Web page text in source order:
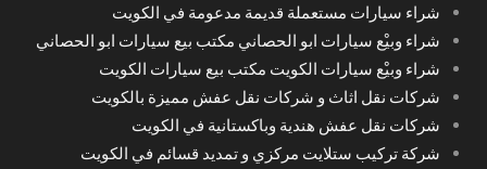
شراء سيارات مستعملة قديمة مدعومة في الكويت
شراء وبيْع سيارات ابو الحصاني مكتب بيع سيارات ابو الحصاني
شراء وبيْع سيارات الكويت مكتب بيع سيارات الكويت
شركات نقل اثاث و شركات نقل عفش مميزة بالكويت
شركات نقل عفش هندية وباكستانية في الكويت
شركة تركيب ستلايت مركزي و تمديد قسائم في الكويت